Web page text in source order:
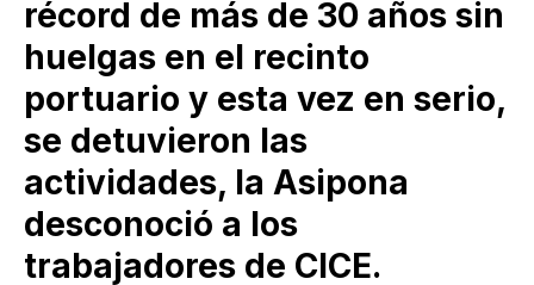
récord de más de 30 años sin
huelgas en el recinto
portuario y esta vez en serio,
se detuvieron las
actividades, la Asipona
desconoció a los
trabajadores de CICE.